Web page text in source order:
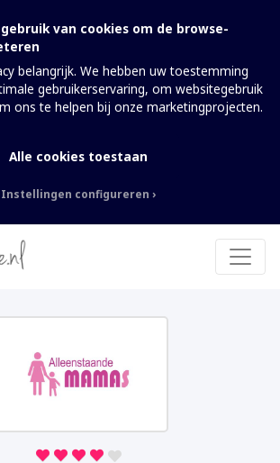
van cookies om de browse-
belangrijk. We hebben uw toestemming
gebruikerservaring, om websitegebruik
ons te helpen bij onze marketingprojecten.
Alle cookies toestaan
Instellingen configureren
niet worden
informatie en
kunnen verbeteren, willen
kunnen wij u niet persoonlijk